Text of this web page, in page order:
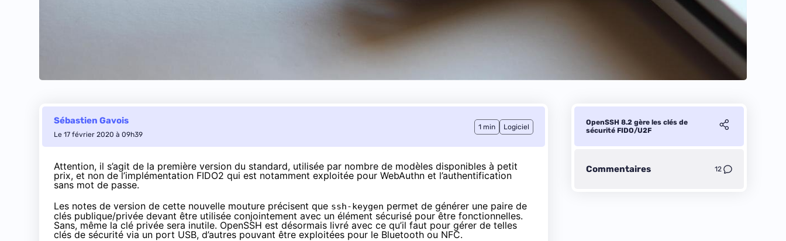
Sébastien Gavois
Le 17 février 2020 à 09h39
1 min Logiciel
Attention, il s’agit de la première version du standard, utilisée par nombre de modèles disponibles à petit
prix, et non de l’implémentation FIDO2 qui est notamment exploitée pour WebAuthn et l’authentification
sans mot de passe.
Les notes de version de cette nouvelle mouture précisent que ssh-keygen permet de générer une paire de
clés publique/privée devant être utilisée conjointement avec un élément sécurisé pour être fonctionnelles.
Sans, même la clé privée sera inutile. OpenSSH est désormais livré avec ce qu’il faut pour gérer de telles
clés de sécurité via un port USB, d’autres pouvant être exploitées pour le Bluetooth ou NFC.
OpenSSH 8.2 gère les clés de
sécurité FIDO/U2F
Commentaires 12